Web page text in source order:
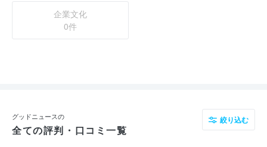
企業文化
0件
グッドニュースの
全ての評判・口コミ一覧
絞り込む